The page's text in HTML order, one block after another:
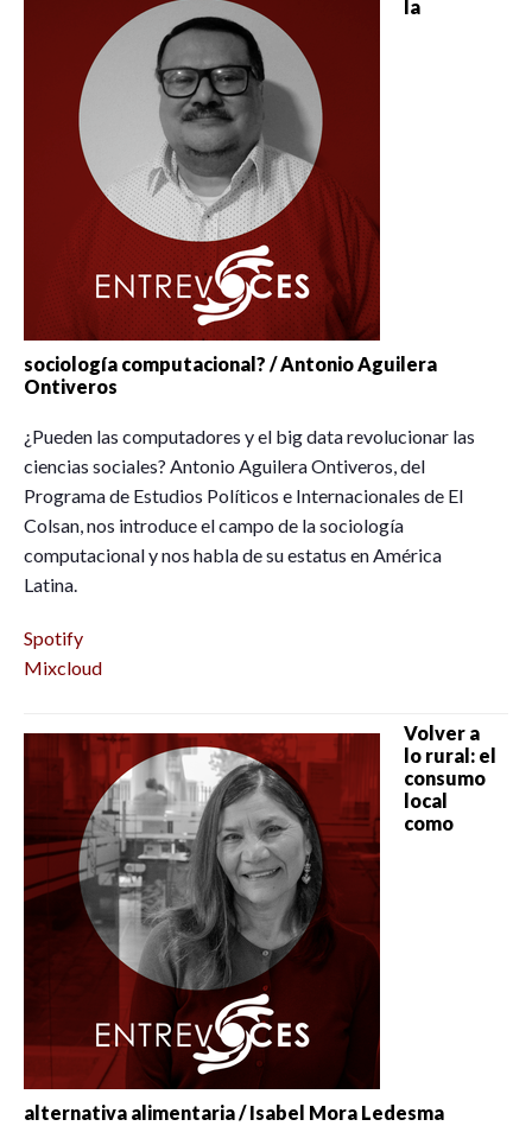
la
sociología computacional? / Antonio Aguilera
Ontiveros
¿Pueden las computadores y el big data revolucionar las
ciencias sociales? Antonio Aguilera Ontiveros, del
Programa de Estudios Políticos e Internacionales de El
Colsan, nos introduce el campo de la sociología
computacional y nos habla de su estatus en América
Latina.
Spotify
Mixcloud
Volver a
lo rural: el
consumo
local
como
alternativa alimentaria / Isabel Mora Ledesma